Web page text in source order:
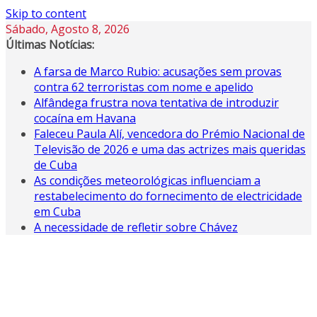
Skip to content
Sábado, Agosto 8, 2026
Últimas Notícias:
A farsa de Marco Rubio: acusações sem provas
contra 62 terroristas com nome e apelido
Alfândega frustra nova tentativa de introduzir
cocaína em Havana
Faleceu Paula Alí, vencedora do Prémio Nacional de
Televisão de 2026 e uma das actrizes mais queridas
de Cuba
As condições meteorológicas influenciam a
restabelecimento do fornecimento de electricidade
em Cuba
A necessidade de refletir sobre Chávez